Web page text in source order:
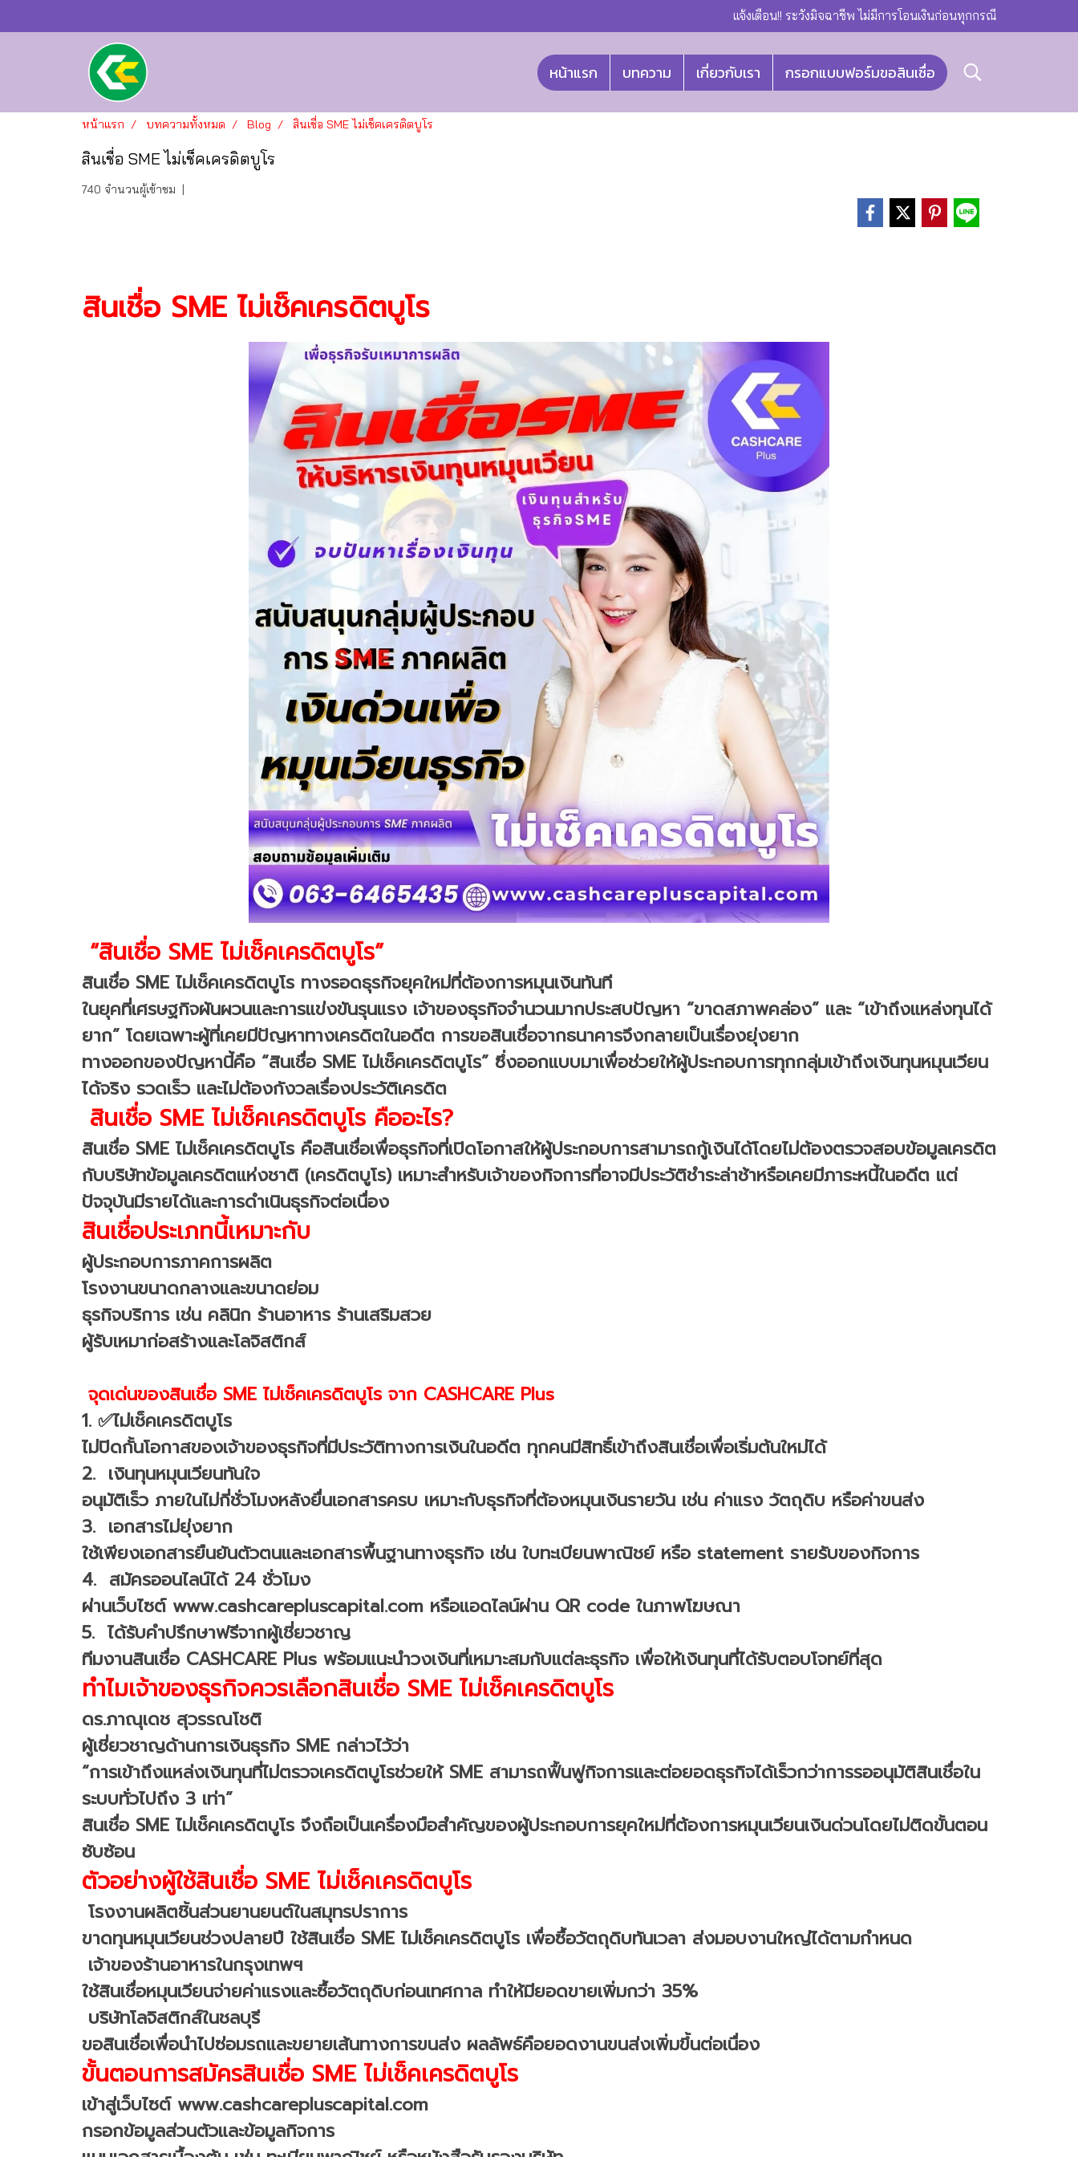
แจ้งเตือน!! ระวังมิจฉาชีพ ไม่มีการโอนเงินก่อนทุกกรณี
หน้าแรก บทความ เกี่ยวกับเรา กรอกแบบฟอร์มขอสินเชื่อ
หน้าแรก บทความทั้งหมด Blog สินเชื่อ SME ไม่เช็คเครดิตบูโร
สินเชื่อ SME ไม่เช็คเครดิตบูโร
740 จำนวนผู้เข้าชม |
สินเชื่อ SME ไม่เช็คเครดิตบูโร
“สินเชื่อ SME ไม่เช็คเครดิตบูโร”
สินเชื่อ SME ไม่เช็คเครดิตบูโร ทางรอดธุรกิจยุคใหม่ที่ต้องการหมุนเงินทันที
ในยุคที่เศรษฐกิจผันผวนและการแข่งขันรุนแรง เจ้าของธุรกิจจำนวนมากประสบปัญหา “ขาดสภาพคล่อง” และ “เข้าถึงแหล่งทุนได้
ยาก” โดยเฉพาะผู้ที่เคยมีปัญหาทางเครดิตในอดีต การขอสินเชื่อจากธนาคารจึงกลายเป็นเรื่องยุ่งยาก
ทางออกของปัญหานี้คือ “สินเชื่อ SME ไม่เช็คเครดิตบูโร” ซึ่งออกแบบมาเพื่อช่วยให้ผู้ประกอบการทุกกลุ่มเข้าถึงเงินทุนหมุนเวียน
ได้จริง รวดเร็ว และไม่ต้องกังวลเรื่องประวัติเครดิต
สินเชื่อ SME ไม่เช็คเครดิตบูโร คืออะไร?
สินเชื่อ SME ไม่เช็คเครดิตบูโร คือสินเชื่อเพื่อธุรกิจที่เปิดโอกาสให้ผู้ประกอบการสามารถกู้เงินได้โดยไม่ต้องตรวจสอบข้อมูลเครดิต
กับบริษัทข้อมูลเครดิตแห่งชาติ (เครดิตบูโร) เหมาะสำหรับเจ้าของกิจการที่อาจมีประวัติชำระล่าช้าหรือเคยมีภาระหนี้ในอดีต แต่
ปัจจุบันมีรายได้และการดำเนินธุรกิจต่อเนื่อง
สินเชื่อประเภทนี้เหมาะกับ
ผู้ประกอบการภาคการผลิต
โรงงานขนาดกลางและขนาดย่อม
ธุรกิจบริการ เช่น คลินิก ร้านอาหาร ร้านเสริมสวย
ผู้รับเหมาก่อสร้างและโลจิสติกส์
จุดเด่นของสินเชื่อ SME ไม่เช็คเครดิตบูโร จาก CASHCARE Plus
1. ✅ไม่เช็คเครดิตบูโร
ไม่ปิดกั้นโอกาสของเจ้าของธุรกิจที่มีประวัติทางการเงินในอดีต ทุกคนมีสิทธิ์เข้าถึงสินเชื่อเพื่อเริ่มต้นใหม่ได้
2. เงินทุนหมุนเวียนทันใจ
อนุมัติเร็ว ภายในไม่กี่ชั่วโมงหลังยื่นเอกสารครบ เหมาะกับธุรกิจที่ต้องหมุนเงินรายวัน เช่น ค่าแรง วัตถุดิบ หรือค่าขนส่ง
3. เอกสารไม่ยุ่งยาก
ใช้เพียงเอกสารยืนยันตัวตนและเอกสารพื้นฐานทางธุรกิจ เช่น ใบทะเบียนพาณิชย์ หรือ statement รายรับของกิจการ
4. สมัครออนไลน์ได้ 24 ชั่วโมง
ผ่านเว็บไซต์ www.cashcarepluscapital.com หรือแอดไลน์ผ่าน QR code ในภาพโฆษณา
5. ได้รับคำปรึกษาฟรีจากผู้เชี่ยวชาญ
ทีมงานสินเชื่อ CASHCARE Plus พร้อมแนะนำวงเงินที่เหมาะสมกับแต่ละธุรกิจ เพื่อให้เงินทุนที่ได้รับตอบโจทย์ที่สุด
ทำไมเจ้าของธุรกิจควรเลือกสินเชื่อ SME ไม่เช็คเครดิตบูโร
ดร.ภาณุเดช สุวรรณโชติ
ผู้เชี่ยวชาญด้านการเงินธุรกิจ SME กล่าวไว้ว่า
“การเข้าถึงแหล่งเงินทุนที่ไม่ตรวจเครดิตบูโรช่วยให้ SME สามารถฟื้นฟูกิจการและต่อยอดธุรกิจได้เร็วกว่าการรออนุมัติสินเชื่อใน
ระบบทั่วไปถึง 3 เท่า”
สินเชื่อ SME ไม่เช็คเครดิตบูโร จึงถือเป็นเครื่องมือสำคัญของผู้ประกอบการยุคใหม่ที่ต้องการหมุนเวียนเงินด่วนโดยไม่ติดขั้นตอน
ซับซ้อน
ตัวอย่างผู้ใช้สินเชื่อ SME ไม่เช็คเครดิตบูโร
โรงงานผลิตชิ้นส่วนยานยนต์ในสมุทรปราการ
ขาดทุนหมุนเวียนช่วงปลายปี ใช้สินเชื่อ SME ไม่เช็คเครดิตบูโร เพื่อซื้อวัตถุดิบทันเวลา ส่งมอบงานใหญ่ได้ตามกำหนด
เจ้าของร้านอาหารในกรุงเทพฯ
ใช้สินเชื่อหมุนเวียนจ่ายค่าแรงและซื้อวัตถุดิบก่อนเทศกาล ทำให้มียอดขายเพิ่มกว่า 35%
บริษัทโลจิสติกส์ในชลบุรี
ขอสินเชื่อเพื่อนำไปซ่อมรถและขยายเส้นทางการขนส่ง ผลลัพธ์คือยอดงานขนส่งเพิ่มขึ้นต่อเนื่อง
ขั้นตอนการสมัครสินเชื่อ SME ไม่เช็คเครดิตบูโร
เข้าสู่เว็บไซต์ www.cashcarepluscapital.com
กรอกข้อมูลส่วนตัวและข้อมูลกิจการ